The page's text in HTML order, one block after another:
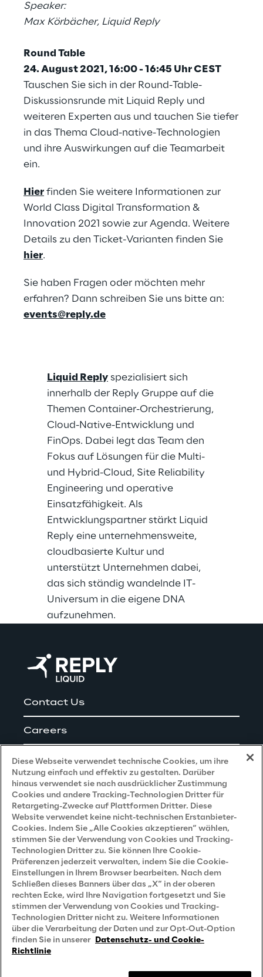
Speaker:
Max Körbächer, Liquid Reply
Round Table
24. August 2021, 16:00 - 16:45 Uhr CEST
Tauschen Sie sich in der Round-Table-
Diskussionsrunde mit Liquid Reply und
weiteren Experten aus und tauchen Sie tiefer
in das Thema Cloud-native-Technologien
und ihre Auswirkungen auf die Teamarbeit
ein.
Hier finden Sie weitere Informationen zur
World Class Digital Transformation &
Innovation 2021 sowie zur Agenda. Weitere
Details zu den Ticket-Varianten finden Sie
hier.
Sie haben Fragen oder möchten mehr
erfahren? Dann schreiben Sie uns bitte an:
events@reply.de
Liquid Reply spezialisiert sich
innerhalb der Reply Gruppe auf die
Themen Container-Orchestrierung,
Cloud-Native-Entwicklung und
FinOps. Dabei legt das Team den
Fokus auf Lösungen für die Multi-
und Hybrid-Cloud, Site Reliability
Engineering und operative
Einsatzfähigkeit. Als
Entwicklungspartner stärkt Liquid
Reply eine unternehmensweite,
cloudbasierte Kultur und
unterstützt Unternehmen dabei,
das sich ständig wandelnde IT-
Universum in die eigene DNA
aufzunehmen.
Contact Us
Careers
Impressum
Privacy and Legal
Datenschutz- und Cookie Richtlinie
Datenschutzhinweis(Bewerber)
Datenschutzhinweis (Kunden)
Datenschutzhinweis(Dienstleister)
Datenschutzhinweis(Marketing)
Grundsatzerklärung - LKSG (Deutschland)
Diese Webseite verwendet technische Cookies, um ihre
Nutzung einfach und effektiv zu gestalten. Darüber
hinaus verwendet sie nach ausdrücklicher Zustimmung
Cookies und andere Tracking-Technologien Dritter für
Retargeting-Zwecke auf Plattformen Dritter. Diese
Website verwendet keine nicht-technischen Erstanbieter-
Cookies. Indem Sie „Alle Cookies akzeptieren“ wählen,
stimmen Sie der Verwendung von Cookies und Tracking-
Technologien Dritter zu. Sie können Ihre Cookie-
Präferenzen jederzeit verwalten, indem Sie die Cookie-
Einstellungen in Ihrem Browser bearbeiten. Nach dem
Schließen dieses Banners über das „X“ in der oberen
rechten Ecke, wird Ihre Navigation fortgesetzt und Sie
stimmen der Verwendung von Cookies und Tracking-
Technologien Dritter nicht zu. Weitere Informationen
über die Verarbeitung der Daten und zur Opt-Out-Option
finden Sie in unserer Datenschutz- und Cookie-
Richtlinie